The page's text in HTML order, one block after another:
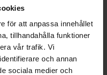
för att anpassa innehållet
tillhandahålla funktioner
vår trafik. Vi
och annan
sociala medier och
Dölj